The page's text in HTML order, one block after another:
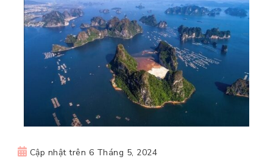
Cập nhật trên 6 Tháng 5, 2024